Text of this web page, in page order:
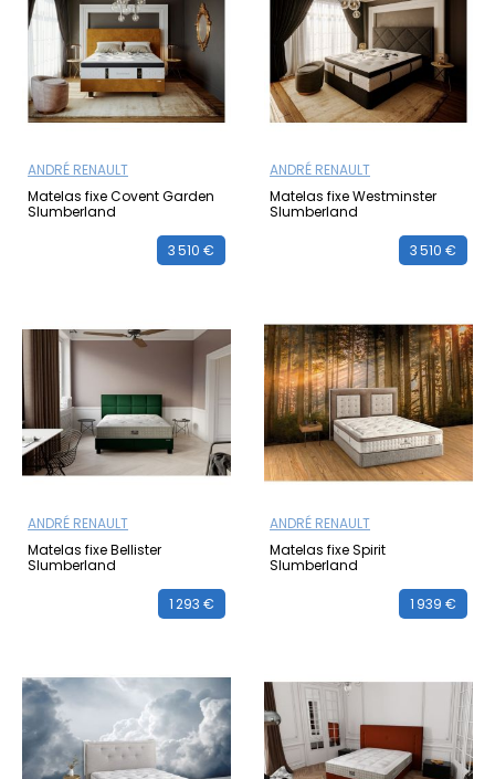
ANDRÉ RENAULT
Matelas fixe Covent Garden
Slumberland
3 510 €
ANDRÉ RENAULT
Matelas fixe Westminster
Slumberland
3 510 €
ANDRÉ RENAULT
Matelas fixe Bellister
Slumberland
1 293 €
ANDRÉ RENAULT
Matelas fixe Spirit
Slumberland
1 939 €